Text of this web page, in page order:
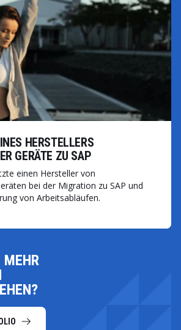
HERSTELLERS
GERÄTE ZU SAP
einen Hersteller von
bei der Migration zu SAP und
von Arbeitsabläufen.
MEHR